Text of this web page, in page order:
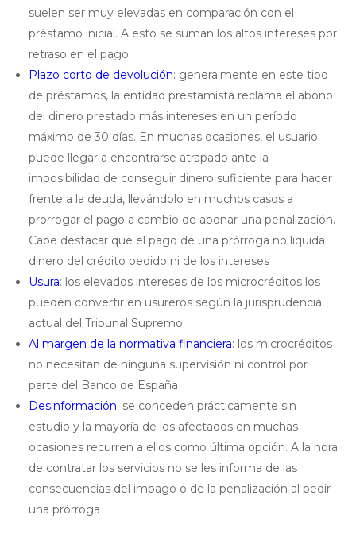
suelen ser muy elevadas en comparación con el
préstamo inicial. A esto se suman los altos intereses por
retraso en el pago
Plazo corto de devolución: generalmente en este tipo
de préstamos, la entidad prestamista reclama el abono
del dinero prestado más intereses en un período
máximo de 30 días. En muchas ocasiones, el usuario
puede llegar a encontrarse atrapado ante la
imposibilidad de conseguir dinero suficiente para hacer
frente a la deuda, llevándolo en muchos casos a
prorrogar el pago a cambio de abonar una penalización.
Cabe destacar que el pago de una prórroga no liquida
dinero del crédito pedido ni de los intereses
Usura: los elevados intereses de los microcréditos los
pueden convertir en usureros según la jurisprudencia
actual del Tribunal Supremo
Al margen de la normativa financiera: los microcréditos
no necesitan de ninguna supervisión ni control por
parte del Banco de España
Desinformación: se conceden prácticamente sin
estudio y la mayoría de los afectados en muchas
ocasiones recurren a ellos como última opción. A la hora
de contratar los servicios no se les informa de las
consecuencias del impago o de la penalización al pedir
una prórroga